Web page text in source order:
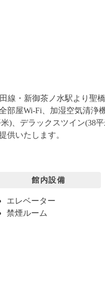
線・新御茶ノ水駅より聖
部屋Wi-Fi、加湿空気清
)、デラックスツイン(38
供いたします。
館内設備
エレベーター
禁煙ルーム